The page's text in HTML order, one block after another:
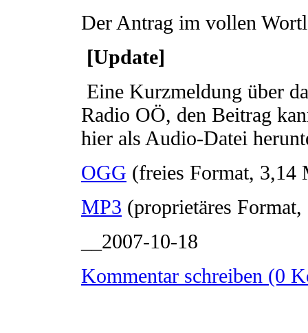
Der Antrag im vollen
[Update]
Eine Kurzmeldung über
Radio OÖ, den Beitrag
hier als Audio-Datei
OGG (freies Format, 3,14
MP3 (proprietäres
__2007-10-18
Kommentar schreiben (0